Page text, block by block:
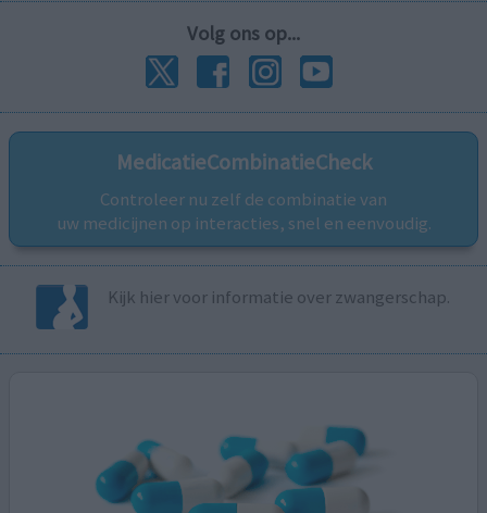
Volg ons op...
MedicatieCombinatieCheck
Controleer nu zelf de combinatie van
uw medicijnen op interacties, snel en eenvoudig.
Kijk hier voor informatie over zwangerschap.